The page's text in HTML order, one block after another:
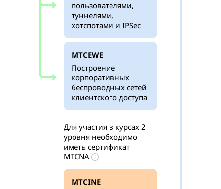
пользователями,
туннелями,
хотспотами и IPSec
MTCEWE
Построение
корпоративных
беспроводных сетей
клиентского доступа
Для участия в курсах 2
уровня необходимо
иметь сертификат
MTCNA
MTCINE